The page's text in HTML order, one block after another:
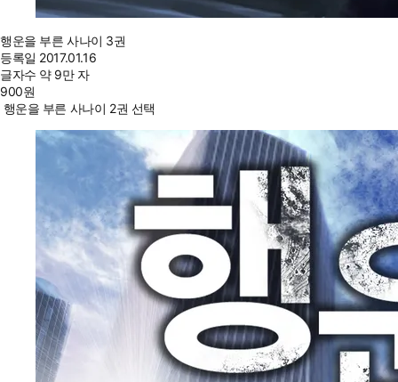
행운을 부른 사나이 3권
등록일 2017.01.16
글자수 약 9만 자
900원
행운을 부른 사나이 2권 선택